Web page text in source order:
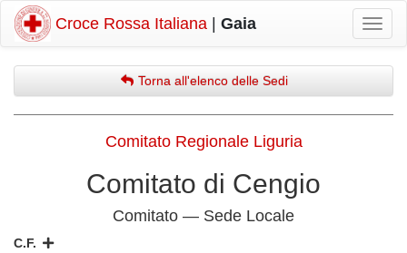
Croce Rossa Italiana Gaia
Torna all'elenco delle Sedi
Comitato Regionale Liguria
Comitato di Cengio
Comitato — Sede Locale
C.F.